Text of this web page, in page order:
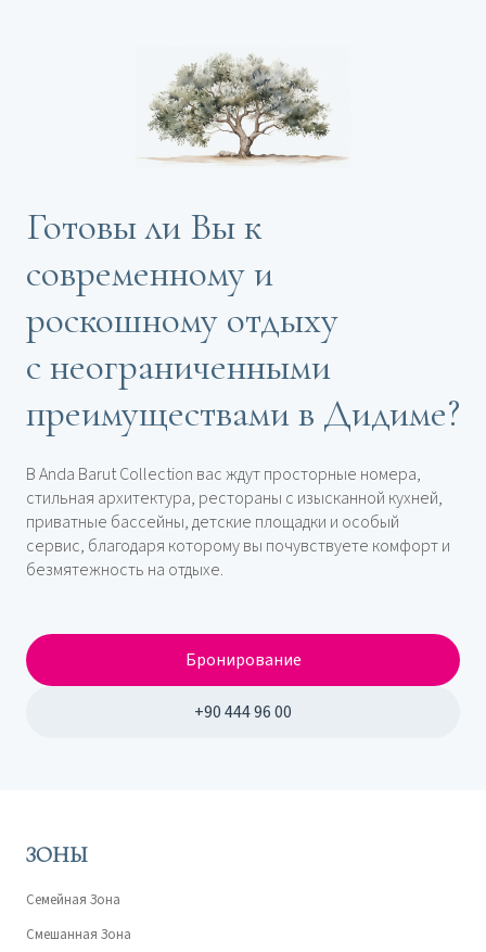
Готовы ли Вы к
современному и
роскошному отдыху
с неограниченными
преимуществами в Дидиме?
В Anda Barut Collection вас ждут просторные номера,
стильная архитектура, рестораны с изысканной кухней,
приватные бассейны, детские площадки и особый
сервис, благодаря которому вы почувствуете комфорт и
безмятежность на отдыхе.
Бронирование
+90 444 96 00
ЗОНЫ
Семейная Зона
Смешанная Зона